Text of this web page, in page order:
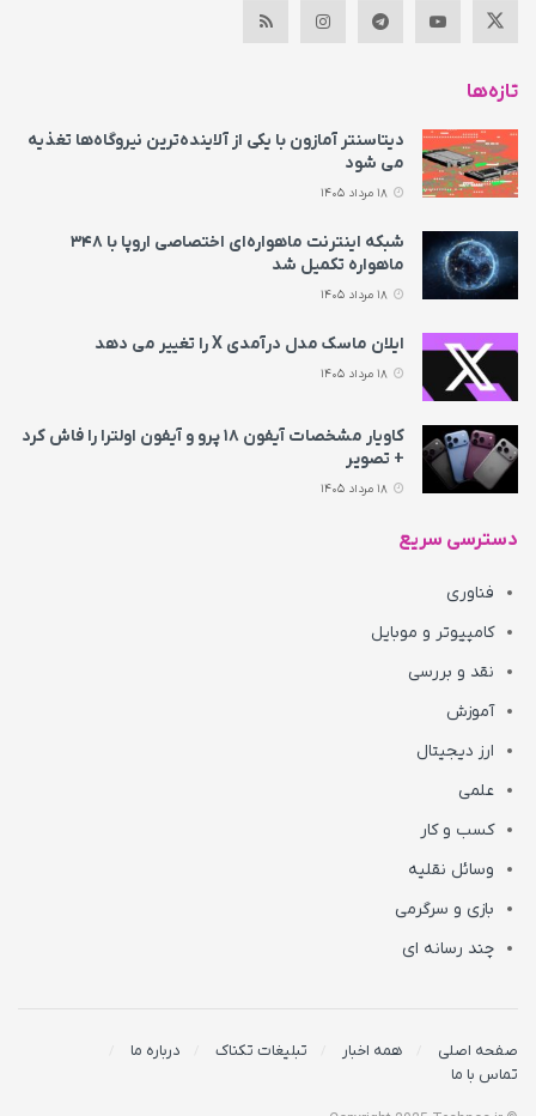
تازه‌ها
دیتاسنتر آمازون با یکی از آلاینده‌ترین نیروگاه‌ها تغذیه
می‌ شود
شبکه اینترنت ماهواره‌ای اختصاصی اروپا با ۳۴۸
ماهواره تکمیل شد
ایلان ماسک مدل درآمدی X را تغییر می‌ دهد
کاویار مشخصات آیفون ۱۸ پرو و آیفون اولترا را فاش کرد
+ تصویر
دسترسی سریع
فناوری
کامپیوتر و موبایل
نقد و بررسی
آموزش
ارز دیجیتال
علمی
کسب و کار
وسائل نقلیه
بازی و سرگرمی
چند رسانه ای
صفحه اصلی همه اخبار تبلیغات تکناک
درباره ما
تماس با ما